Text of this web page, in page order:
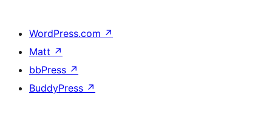
WordPress.com ↗
Matt ↗
bbPress ↗
BuddyPress ↗